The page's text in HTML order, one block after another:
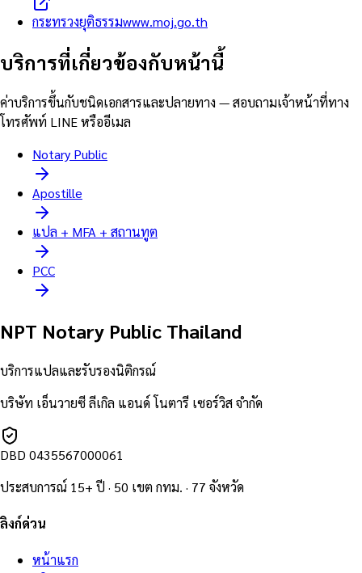
กระทรวงยุติธรรมwww.moj.go.th
บริการที่เกี่ยวข้องกับหน้านี้
ค่าบริการขึ้นกับชนิดเอกสารและปลายทาง — สอบถามเจ้าหน้าที่ทาง
โทรศัพท์ LINE หรืออีเมล
Notary Public
Apostille
แปล + MFA + สถานทูต
PCC
NPT Notary Public Thailand
บริการแปลและรับรองนิติกรณ์
บริษัท เอ็นวายซี ลีเกิล แอนด์ โนตารี เซอร์วิส จำกัด
DBD 0435567000061
ประสบการณ์ 15+ ปี · 50 เขต กทม. · 77 จังหวัด
ลิงก์ด่วน
หน้าแรก